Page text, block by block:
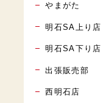
やまがた
明石SA上り店
明石SA下り店
出張販売部
西明石店